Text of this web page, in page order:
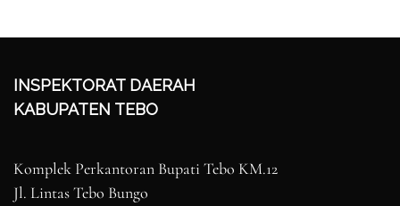
INSPEKTORAT DAERAH
KABUPATEN TEBO
Komplek Perkantoran Bupati Tebo KM.12
Jl. Lintas Tebo Bungo